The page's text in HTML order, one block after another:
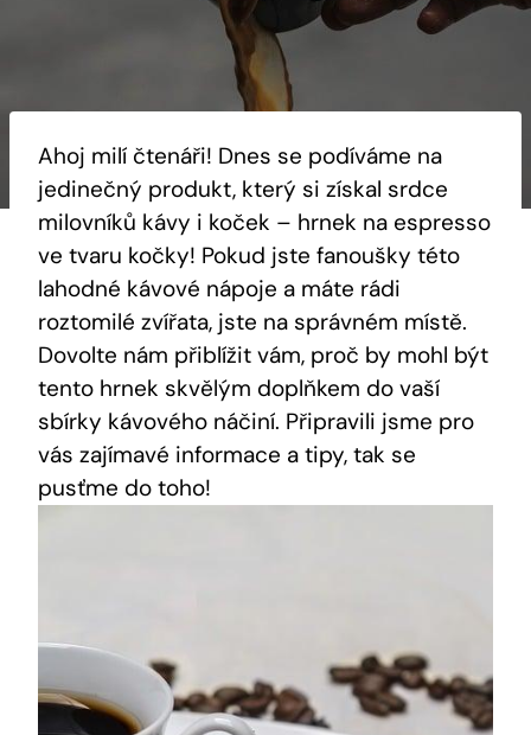
Ahoj milí čtenáři! Dnes se podíváme na
jedinečný produkt, který si získal srdce
milovníků kávy i koček – hrnek na espresso
ve tvaru kočky! Pokud jste fanoušky této
lahodné kávové nápoje a máte rádi
roztomilé zvířata, jste na správném místě.
Dovolte nám přiblížit vám, proč by mohl být
tento hrnek skvělým doplňkem do vaší
sbírky kávového náčiní. Připravili jsme pro
vás zajímavé informace a tipy, tak se
pusťme do toho!